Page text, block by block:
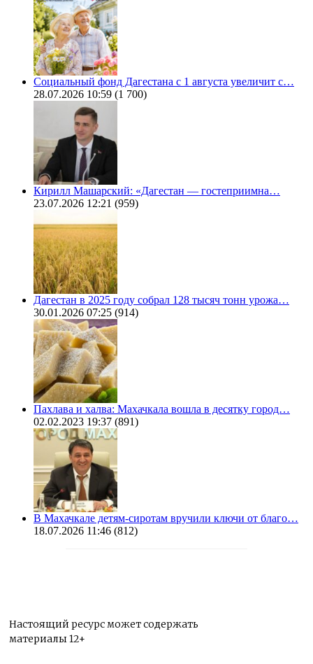
Социальный фонд Дагестана с 1 августа увеличит с…
28.07.2026 10:59 (1 700)
Кирилл Машарский: «Дагестан — гостеприимна…
23.07.2026 12:21 (959)
Дагестан в 2025 году собрал 128 тысяч тонн урожа…
30.01.2026 07:25 (914)
Пахлава и халва: Махачкала вошла в десятку город…
02.02.2023 19:37 (891)
В Махачкале детям-сиротам вручили ключи от благо…
18.07.2026 11:46 (812)
Настоящий ресурс может содержать
материалы 12+